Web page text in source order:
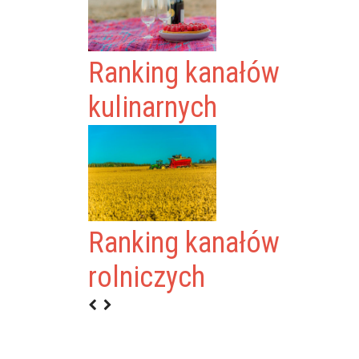
Ranking kanałów
kulinarnych
Ranking kanałów
rolniczych